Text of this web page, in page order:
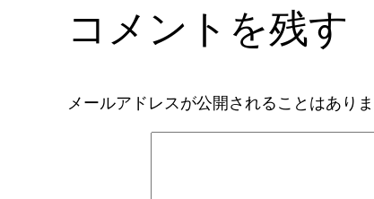
コメントを残す
メールアドレスが公開されることはありま